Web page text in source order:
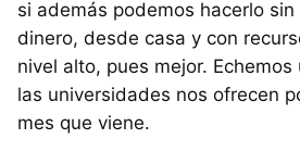
si además podemos hacerlo
dinero, desde casa y con
nivel alto, pues mejor.
las universidades nos ofrecen
mes que viene.